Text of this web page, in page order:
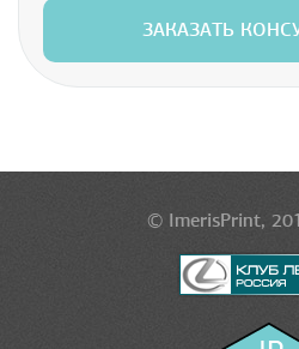
ЗАКАЗАТЬ
© ImerisPrint,